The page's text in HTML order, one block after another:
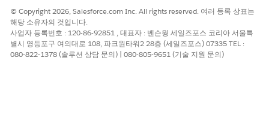
개선을 위한 의견을 보내주세요.
예 아니요
© Copyright 2026, Salesforce.com Inc. All rights reserved. 여러 등록 상표는
해당 소유자의 것입니다.
사업자 등록번호 : 120-86-92851 , 대표자 : 벤슨웡 세일즈포스 코리아 서울특
별시 영등포구 여의대로 108, 파크원타워2 28층 (세일즈포스) 07335 TEL :
080-822-1378 (솔루션 상담 문의) | 080-805-9651 (기술 지원 문의)